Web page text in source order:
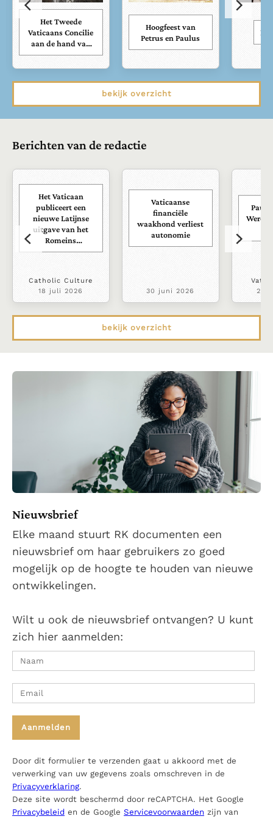
Het Tweede
Vaticaans Concilie
aan de hand van
zijn documenten
Hoogfeest van
Petrus en Paulus
bekijk overzicht
Berichten van de redactie
Het Vaticaan
publiceert een
nieuwe Latijnse
uitgave van het
Romeins
martyrologium
Catholic Culture
18 juli 2026
Vaticaanse
financiële
waakhond verliest
autonomie
30 juni 2026
Paus
22
bekijk overzicht
Nieuwsbrief
Elke maand stuurt RK documenten een
nieuwsbrief om haar gebruikers zo goed
mogelijk op de hoogte te houden van nieuwe
ontwikkelingen.
Wilt u ook de nieuwsbrief ontvangen? U kunt
zich hier aanmelden:
Door dit formulier te verzenden gaat u akkoord met de
verwerking van uw gegevens zoals omschreven in de
Privacyverklaring.
Deze site wordt beschermd door reCAPTCHA. Het Google
Privacybeleid en de Google Servicevoorwaarden zijn van